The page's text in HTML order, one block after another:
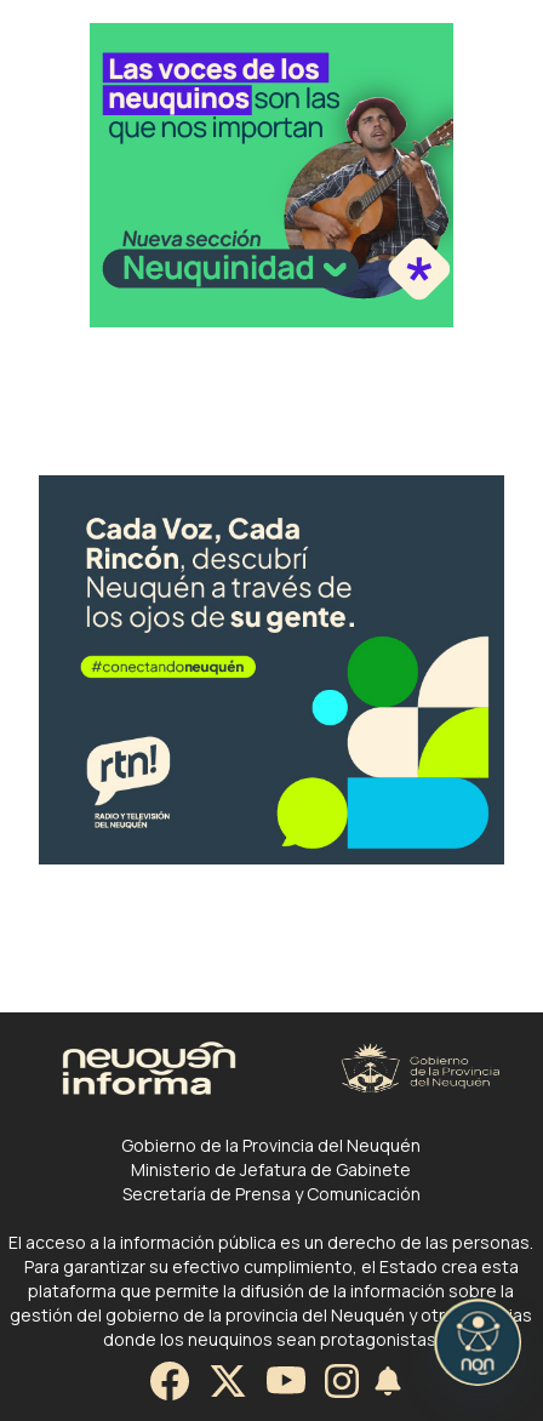
Gobierno de la Provincia del Neuquén
Ministerio de Jefatura de Gabinete
Secretaría de Prensa y Comunicación
El acceso a la información pública es un derecho de las personas.
Para garantizar su efectivo cumplimiento, el Estado crea esta
plataforma que permite la difusión de la información sobre la
gestión del gobierno de la provincia del Neuquén y otras noticias
donde los neuquinos sean protagonistas.